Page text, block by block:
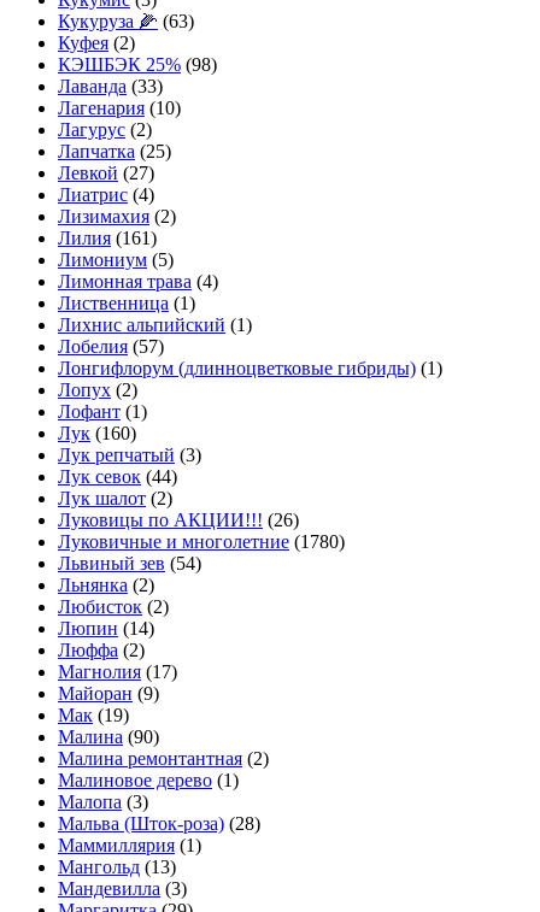
Кукуруза 🌽 (63)
Куфея (2)
КЭШБЭК 25% (98)
Лаванда (33)
Лагенария (10)
Лагурус (2)
Лапчатка (25)
Левкой (27)
Лиатрис (4)
Лизимахия (2)
Лилия (161)
Лимониум (5)
Лимонная трава (4)
Лиственница (1)
Лихнис альпийский (1)
Лобелия (57)
Лонгифлорум (длинноцветковые гибриды) (1)
Лопух (2)
Лофант (1)
Лук (160)
Лук репчатый (3)
Лук севок (44)
Лук шалот (2)
Луковицы по АКЦИИ!!! (26)
Луковичные и многолетние (1780)
Львиный зев (54)
Льнянка (2)
Любисток (2)
Люпин (14)
Люффа (2)
Магнолия (17)
Майоран (9)
Мак (19)
Малина (90)
Малина ремонтантная (2)
Малиновое дерево (1)
Малопа (3)
Мальва (Шток-роза) (28)
Маммиллярия (1)
Мангольд (13)
Мандевилла (3)